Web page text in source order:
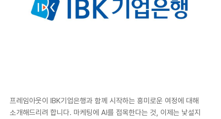
프레임아웃이 IBK기업은행과 함께 시작하는 흥미로운 여정에 대해
소개해드리려 합니다. 마케팅에 AI를 접목한다는 것, 이제는 낯설지